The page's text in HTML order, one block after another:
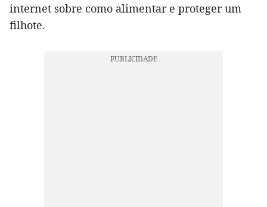
internet sobre como alimentar e proteger um
filhote.